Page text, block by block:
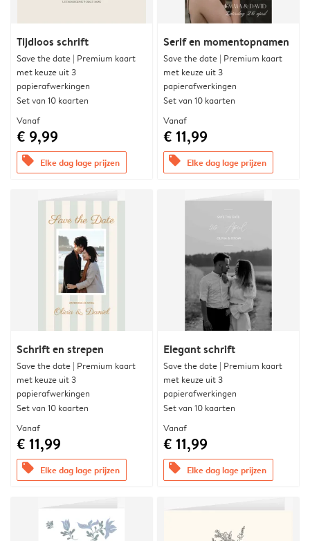
Tijdloos schrift
Save the date | Premium kaart
met keuze uit 3
papierafwerkingen
Set van 10 kaarten
Vanaf
€ 9,99
offers Elke dag lage prijzen
Serif en momentopnamen
Save the date | Premium kaart
met keuze uit 3
papierafwerkingen
Set van 10 kaarten
Vanaf
€ 11,99
offers Elke dag lage prijzen
Schrift en strepen
Save the date | Premium kaart
met keuze uit 3
papierafwerkingen
Set van 10 kaarten
Vanaf
€ 11,99
offers Elke dag lage prijzen
Elegant schrift
Save the date | Premium kaart
met keuze uit 3
papierafwerkingen
Set van 10 kaarten
Vanaf
€ 11,99
offers Elke dag lage prijzen